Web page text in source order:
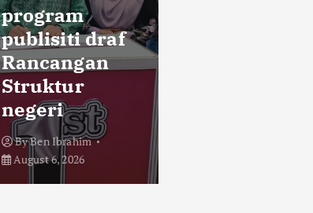
program
publisiti draf
Rancangan
Struktur
negeri
ByBen Ibrahim
August 6, 2026